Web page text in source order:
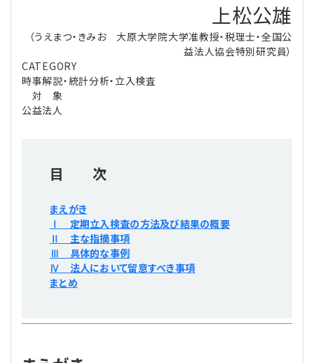
定款関連
法改正-法人運営
インボイス
電子帳簿保存法
法改正-法務
IT論壇
カレンダー
NEWS・TOPIC・特報
【連載】公益法人運営実務の処方箋
【連載】公益法人会計検定試験一問一答
【連載】これからの時代の資産運用
【連載】採用・定着・育成のための人事戦略
【連載】事例に学ぶ立入検査で想定される指摘事項
【連載】実務と税務のポイント
【連載】事務局だよりPLUS
公益・一般法人オンラインとは
登録案内
プライバシーポリシー
上松公雄
（うえまつ・きみお 大原大学院大学准教授・税理士・全国公
益法人協会特別研究員）
CATEGORY
時事解説・統計分析・立入検査
対 象
公益法人
目 次
まえがき
Ⅰ 定期立入検査の方法及び結果の概要
Ⅱ 主な指摘事項
Ⅲ 具体的な事例
Ⅳ 法人において留意すべき事項
まとめ